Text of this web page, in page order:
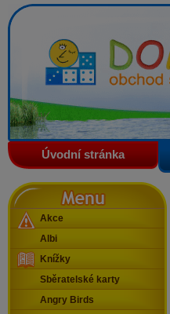
Domino - obchod s
Úvodní stránka
Menu
Akce
Albi
Knížky
Sběratelské karty
Angry Birds